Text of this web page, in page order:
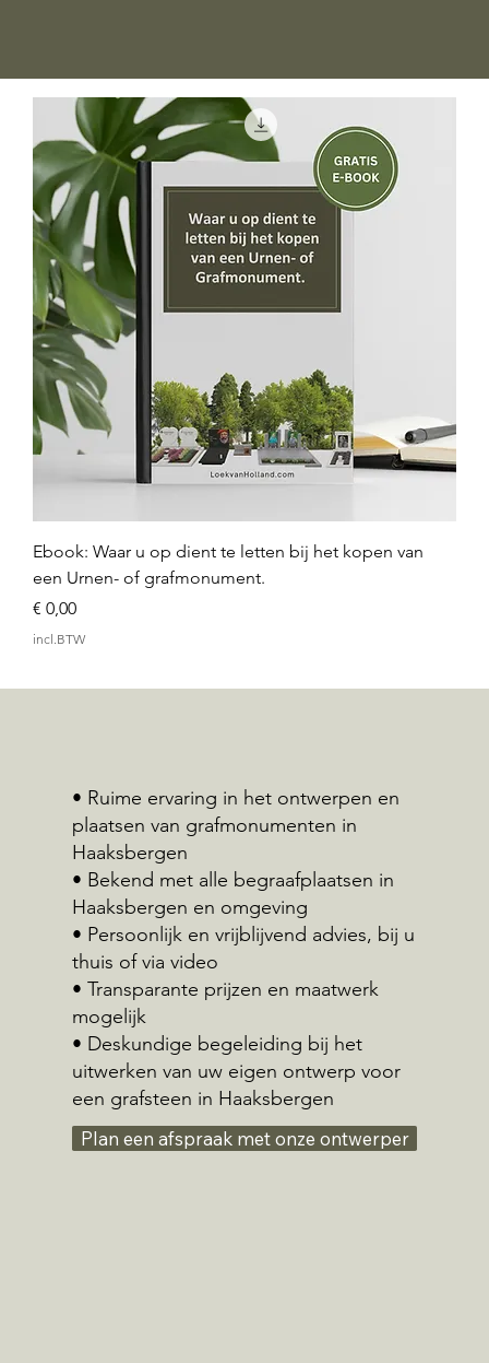
Ebook: Waar u op dient te letten bij het kopen van
een Urnen- of grafmonument.
Prijs
€ 0,00
incl.BTW
• Ruime ervaring in het ontwerpen en
plaatsen van grafmonumenten in
Haaksbergen
• Bekend met alle begraafplaatsen in
Haaksbergen en omgeving
• Persoonlijk en vrijblijvend advies, bij u
thuis of via video
• Transparante prijzen en maatwerk
mogelijk
• Deskundige begeleiding bij het
uitwerken van uw eigen ontwerp voor
een grafsteen in Haaksbergen
Plan een afspraak met onze ontwerper